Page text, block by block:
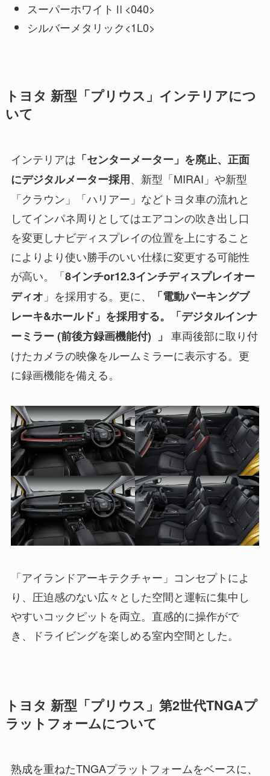
スーパーホワイトⅡ<040>
シルバーメタリック<1L0>
トヨタ 新型「プリウス」インテリアにつ
いて
インテリアは 「センターメーター」を廃止、正面
にデジタルメーター採用、新型「MIRAI」や新型
「クラウン」「ハリアー」などトヨタ車の流れと
してインパネ周りとしてはエアコンの吹き出し口
を変更しナビディスプレイの位置を上にすること
によりより使い勝手のいい仕様に変更する可能性
が高い。「8インチor12.3インチディスプレイオー
ディオ 」を採用する。更に、
「電動パーキングブ
レーキ&ホールド」を採用する。「デジタルインナ
ーミラー (前後方録画機能付) 」 車両後部に取り付
けたカメラの映像をルームミラーに表示する。更
に録画機能を備える。
「アイランドアーキテクチャー」コンセプトによ
り、圧迫感のない広々とした空間と運転に集中し
やすいコックピットを両立。直感的に操作がで
き、ドライビングを楽しめる室内空間とした。
トヨタ 新型「プリウス」第2世代TNGAプ
ラットフォームについて
熟成を重ねたTNGAプラットフォームをベースに、